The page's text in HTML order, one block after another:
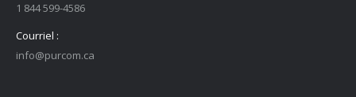
1 844 599-4586
Courriel :
info@purcom.ca